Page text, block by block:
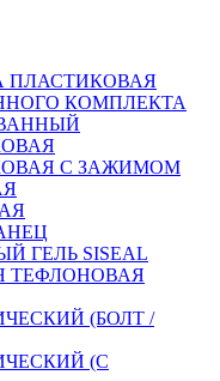
ПЛАСТИКОВАЯ
КОМПЛЕКТА
С ЗАЖИМОМ
ГЕЛЬ SISEAL
ТЕФЛОНОВАЯ
(БОЛТ /
(С